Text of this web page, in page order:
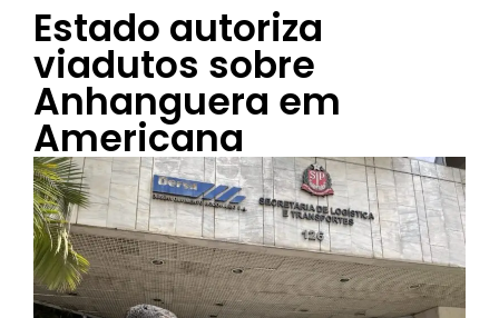
Estado autoriza
viadutos sobre
Anhanguera em
Americana